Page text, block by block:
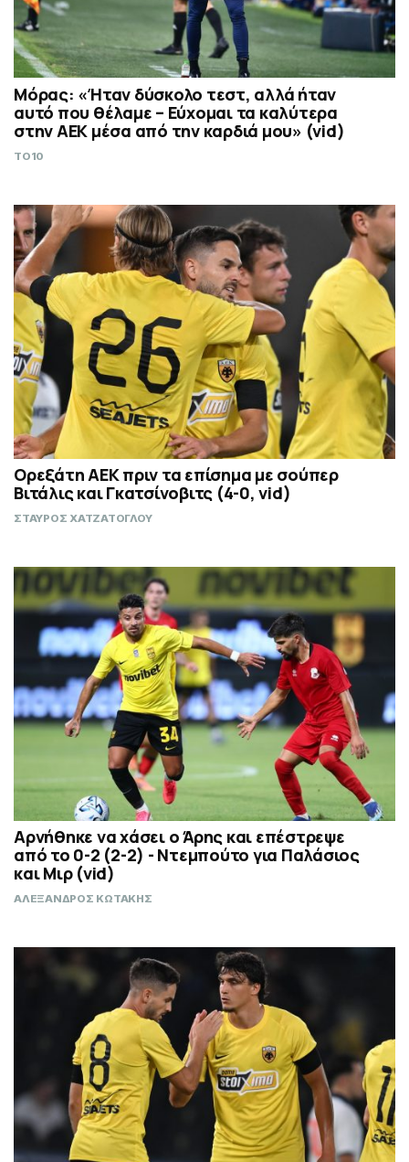
Μόρας: «Ήταν δύσκολο τεστ, αλλά ήταν
αυτό που θέλαμε – Εύχομαι τα καλύτερα
στην ΑΕΚ μέσα από την καρδιά μου» (vid)
TO10
Ορεξάτη ΑΕΚ πριν τα επίσημα με σούπερ
Βιτάλις και Γκατσίνοβιτς (4-0, vid)
ΣΤΑΥΡΟΣ ΧΑΤΖΑΤΟΓΛΟΥ
Αρνήθηκε να χάσει ο Άρης και επέστρεψε
από το 0-2 (2-2) - Ντεμπούτο για Παλάσιος
και Μιρ (vid)
ΑΛΕΞΑΝΔΡΟΣ ΚΩΤΑΚΗΣ